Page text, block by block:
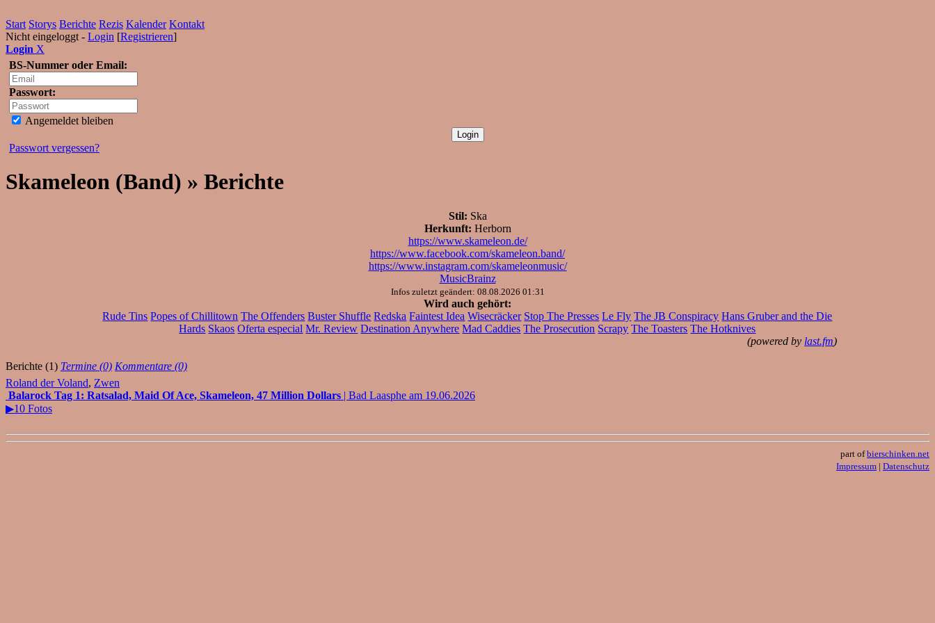
Start Storys Berichte Rezis Kalender Kontakt
Nicht eingeloggt - Login [Registrieren]
Login X
BS-Nummer oder Email:
Passwort:
Angemeldet bleiben
Passwort vergessen?
Skameleon (Band) » Berichte
Stil: Ska
Herkunft: Herborn
https://www.skameleon.de/
https://www.facebook.com/skameleon.band/
https://www.instagram.com/skameleonmusic/
MusicBrainz
Infos zuletzt geändert: 08.08.2026 01:31
Wird auch gehört:
Rude Tins Popes of Chillitown The Offenders Buster Shuffle Redska Faintest Idea Wisecräcker Stop The Presses Le Fly The JB Conspiracy Hans Gruber and the Die
Hards Skaos Oferta especial Mr. Review Destination Anywhere Mad Caddies The Prosecution Scrapy The Toasters The Hotknives
(powered by last.fm)
Berichte (1) Termine (0) Kommentare (0)
Roland der Voland, Zwen
Balarock Tag 1: Ratsalad, Maid Of Ace, Skameleon, 47 Million Dollars | Bad Laasphe am 19.06.2026
▶10 Fotos
part ofbierschinken.net
Impressum | Datenschutz